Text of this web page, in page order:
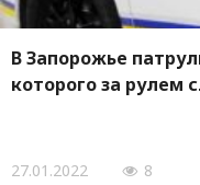
В Запорожье
которого за рулем
27.01.2022 8